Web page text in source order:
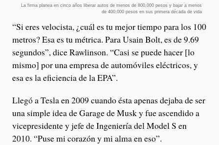
La firma planea en cinco años liberar autos de menos de 800,000 pesos y bajar a menos
de 400,000 pesos en sus primera década de vida
“Si eres velocista, ¿cuál es tu mejor tiempo para los 100
metros? Esa es tu métrica. Para Usain Bolt, es de 9.69
segundos”, dice Rawlinson. “Casi se puede hacer [lo
mismo] por una empresa de automóviles eléctricos, y
esa es la eficiencia de la EPA”.
Llegó a Tesla en 2009 cuando ésta apenas dejaba de ser
una simple idea de Garage de Musk y fue ascendido a
vicepresidente y jefe de Ingeniería del Model S en
2010. “Puse mi corazón y mi alma en eso”.